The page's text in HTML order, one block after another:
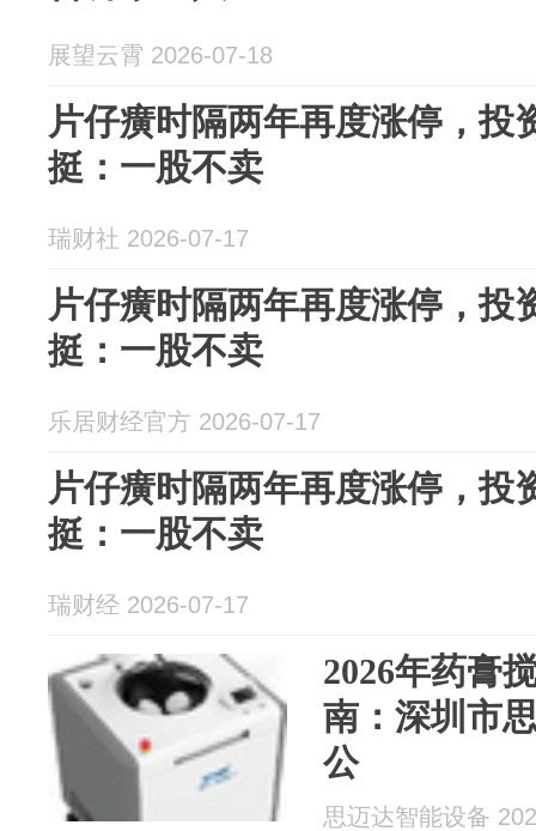
展望云霄 2026-07-18
片仔癀时隔两年再度涨停，投
挺：一股不卖
瑞财社 2026-07-17
片仔癀时隔两年再度涨停，投
挺：一股不卖
乐居财经官方 2026-07-17
片仔癀时隔两年再度涨停，投
挺：一股不卖
瑞财经 2026-07-17
2026年药膏
南：深圳市
公
思迈达智能设备